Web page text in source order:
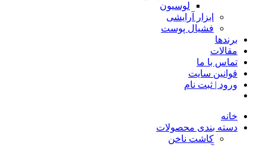
لوسیون
ابزار آرایشی
فشیال پوست
برندها
مقالات
تماس با ما
قوانین سایت
ورود | ثبت نام
خانه
دسته بندی محصولات
کاشت ناخن